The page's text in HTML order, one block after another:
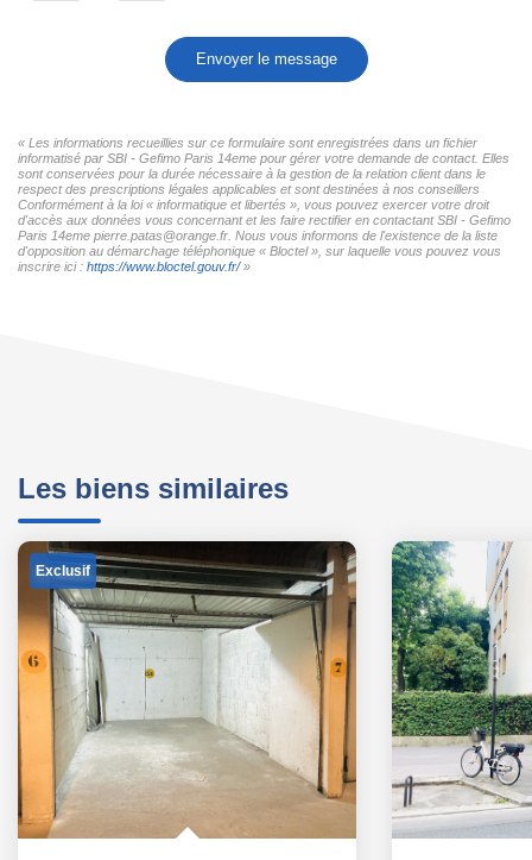
Envoyer le message
« Les informations recueillies sur ce formulaire sont enregistrées dans un fichier
informatisé par SBI - Gefimo Paris 14eme pour gérer votre demande de contact. Elles
sont conservées pour la durée nécessaire à la gestion de la relation client dans le
respect des prescriptions légales applicables et sont destinées à nos conseillers
Conformément à la loi « informatique et libertés », vous pouvez exercer votre droit
d'accès aux données vous concernant et les faire rectifier en contactant SBI - Gefimo
Paris 14eme pierre.patas@orange.fr. Nous vous informons de l'existence de la liste
d'opposition au démarchage téléphonique « Bloctel », sur laquelle vous pouvez vous
inscrire ici : https://www.bloctel.gouv.fr/»
Les biens similaires
Exclusif